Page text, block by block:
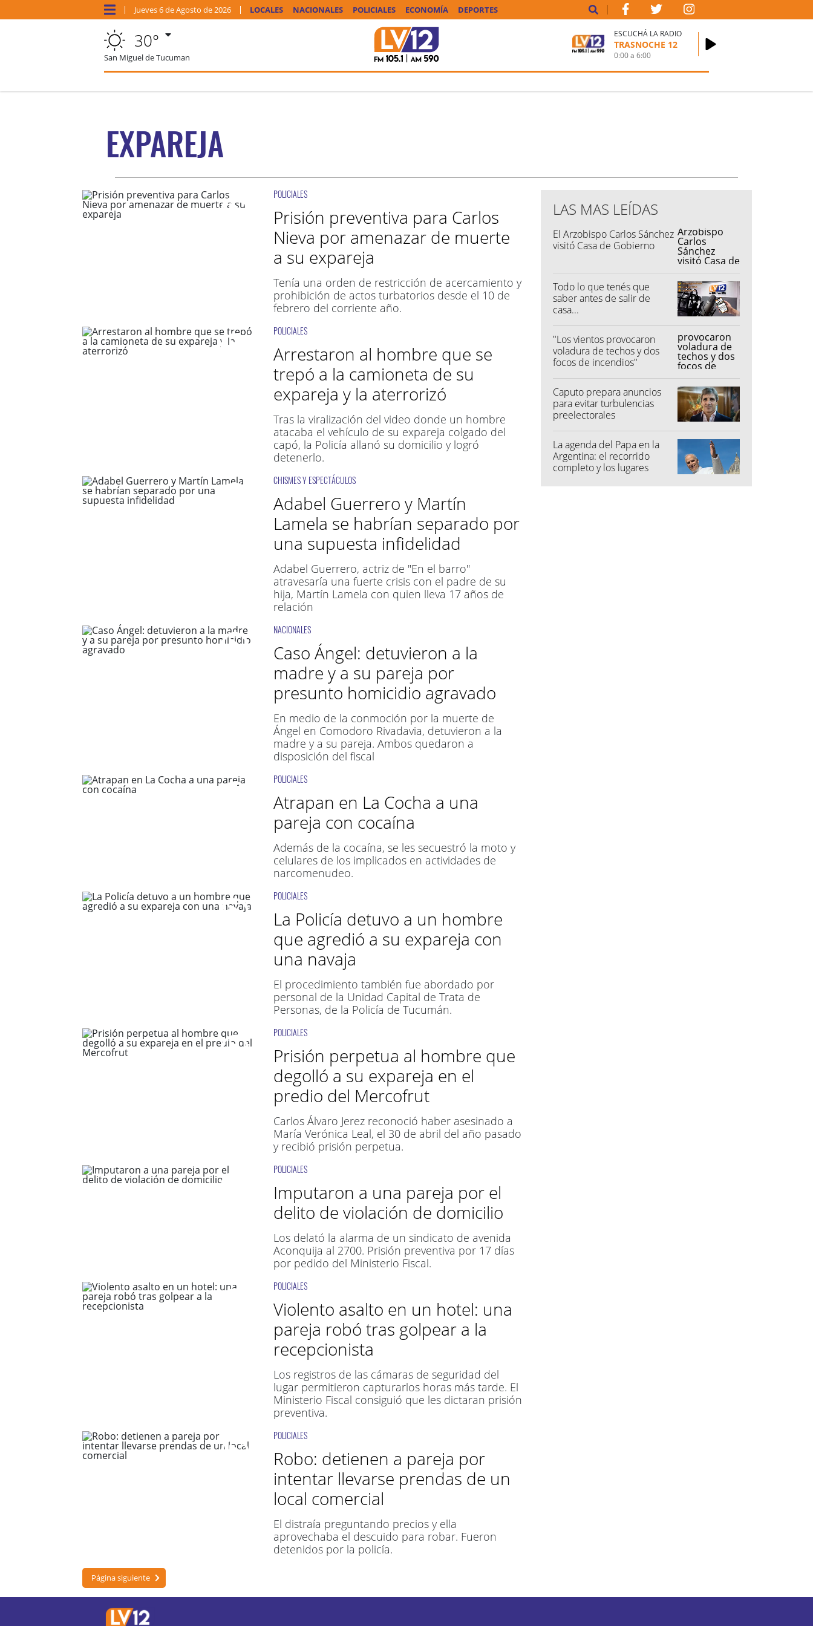
Jueves6 deAgosto de 2026 LOCALES NACIONALES POLICIALES ECONOMÍA DEPORTES
30°
San Miguel de Tucuman
ESCUCHÁ LA RADIO
TRASNOCHE 12
0:00a6:00
EXPAREJA
POLICIALES
Prisión preventiva para Carlos
Nieva por amenazar de muerte
a su expareja
Tenía una orden de restricción de acercamiento y
prohibición de actos turbatorios desde el 10 de
febrero del corriente año.
POLICIALES
Arrestaron al hombre que se
trepó a la camioneta de su
expareja y la aterrorizó
Tras la viralización del video donde un hombre
atacaba el vehículo de su expareja colgado del
capó, la Policía allanó su domicilio y logró
detenerlo.
CHISMES Y ESPECTÁCULOS
Adabel Guerrero y Martín
Lamela se habrían separado por
una supuesta infidelidad
Adabel Guerrero, actriz de "En el barro"
atravesaría una fuerte crisis con el padre de su
hija, Martín Lamela con quien lleva 17 años de
relación
NACIONALES
Caso Ángel: detuvieron a la
madre y a su pareja por
presunto homicidio agravado
En medio de la conmoción por la muerte de
Ángel en Comodoro Rivadavia, detuvieron a la
madre y a su pareja. Ambos quedaron a
disposición del fiscal
POLICIALES
Atrapan en La Cocha a una
pareja con cocaína
Además de la cocaína, se les secuestró la moto y
celulares de los implicados en actividades de
narcomenudeo.
POLICIALES
La Policía detuvo a un hombre
que agredió a su expareja con
una navaja
El procedimiento también fue abordado por
personal de la Unidad Capital de Trata de
Personas, de la Policía de Tucumán.
POLICIALES
Prisión perpetua al hombre que
degolló a su expareja en el
predio del Mercofrut
Carlos Álvaro Jerez reconoció haber asesinado a
María Verónica Leal, el 30 de abril del año pasado
y recibió prisión perpetua.
POLICIALES
Imputaron a una pareja por el
delito de violación de domicilio
Los delató la alarma de un sindicato de avenida
Aconquija al 2700. Prisión preventiva por 17 días
por pedido del Ministerio Fiscal.
POLICIALES
Violento asalto en un hotel: una
pareja robó tras golpear a la
recepcionista
Los registros de las cámaras de seguridad del
lugar permitieron capturarlos horas más tarde. El
Ministerio Fiscal consiguió que les dictaran prisión
preventiva.
POLICIALES
Robo: detienen a pareja por
intentar llevarse prendas de un
local comercial
El distraía preguntando precios y ella
aprovechaba el descuido para robar. Fueron
detenidos por la policía.
Página siguiente
LAS MAS LEÍDAS
El Arzobispo Carlos Sánchez
visitó Casa de Gobierno
Todo lo que tenés que
saber antes de salir de
casa...
"Los vientos provocaron
voladura de techos y dos
focos de incendios"
Caputo prepara anuncios
para evitar turbulencias
preelectorales
La agenda del Papa en la
Argentina: el recorrido
completo y los lugares